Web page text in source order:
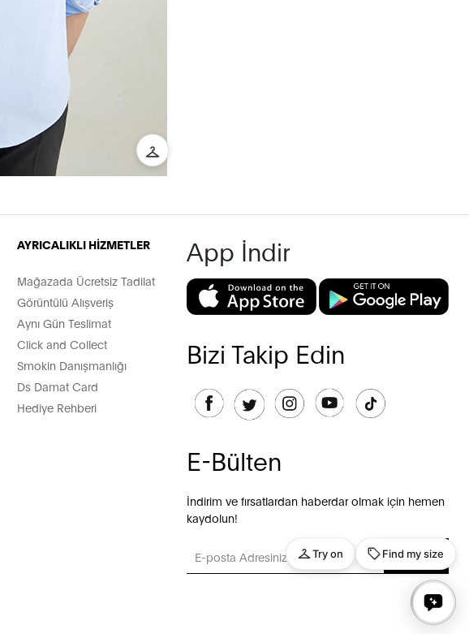
AYRICALIKLI HİZMETLER
Mağazada Ücretsiz Tadilat
Görüntülü Alışveriş
Aynı Gün Teslimat
Click and Collect
Smokin Danışmanlığı
Ds Damat Card
Hediye Rehberi
App İndir
Bizi Takip Edin
E-Bülten
İndirim ve fırsatlardan haberdar olmak için hemen
kaydolun!
GÖNDER